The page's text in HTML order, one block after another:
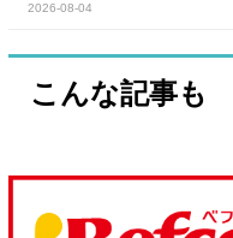
2026-08-04
こんな記事も